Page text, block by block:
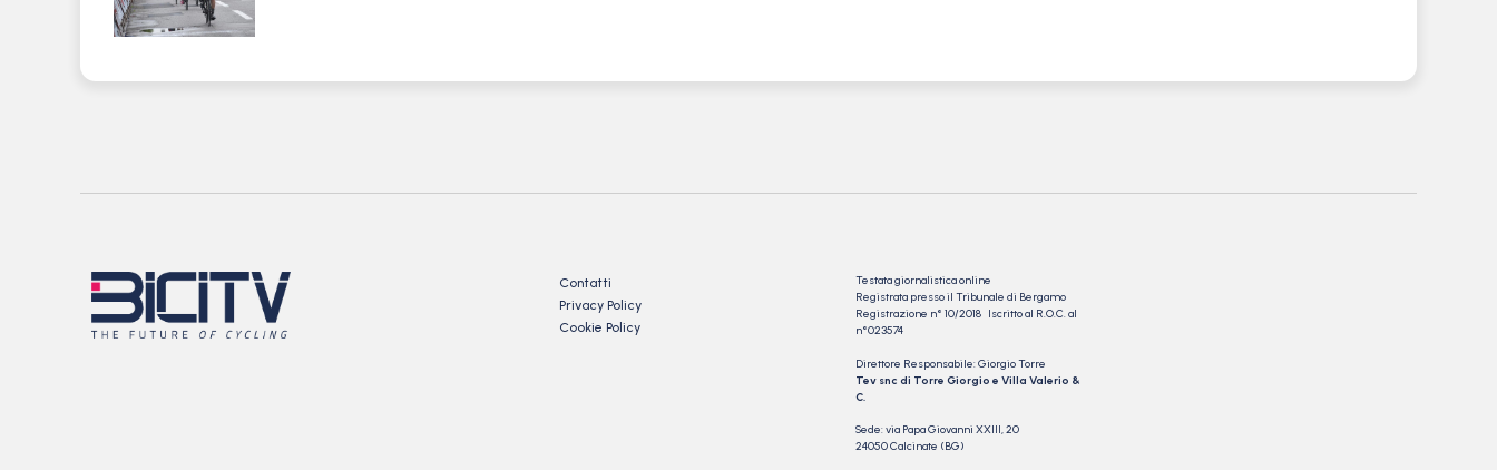
Contatti
Privacy Policy
Cookie Policy
Testata giornalistica online
Registrata presso il Tribunale di Bergamo
Registrazione n° 10/2018 Iscritto al R.O.C. al
n°023574
Direttore Responsabile: Giorgio Torre
Tev snc di Torre Giorgio e Villa Valerio &
C.
Sede: via Papa Giovanni XXIII, 20
24050 Calcinate (BG)